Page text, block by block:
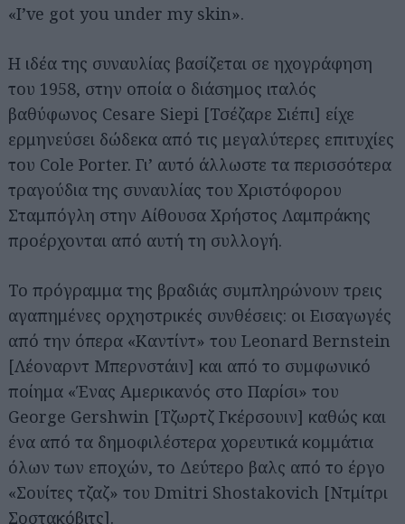
«I’ve got you under my skin».
Η ιδέα της συναυλίας βασίζεται σε ηχογράφηση
του 1958, στην οποία ο διάσημος ιταλός
βαθύφωνος Cesare Siepi [Τσέζαρε Σιέπι] είχε
ερμηνεύσει δώδεκα από τις μεγαλύτερες επιτυχίες
του Cole Porter. Γι’ αυτό άλλωστε τα περισσότερα
τραγούδια της συναυλίας του Χριστόφορου
Σταμπόγλη στην Αίθουσα Χρήστος Λαμπράκης
προέρχονται από αυτή τη συλλογή.
Το πρόγραμμα της βραδιάς συμπληρώνουν τρεις
αγαπημένες ορχηστρικές συνθέσεις: οι Εισαγωγές
από την όπερα «Καντίντ» του Leonard Bernstein
[Λέοναρντ Μπερνστάιν] και από το συμφωνικό
ποίημα «Ένας Αμερικανός στο Παρίσι» του
George Gershwin [Τζωρτζ Γκέρσουιν] καθώς και
ένα από τα δημοφιλέστερα χορευτικά κομμάτια
όλων των εποχών, το Δεύτερο βαλς από το έργο
«Σουίτες τζαζ» του Dmitri Shostakovich [Ντμίτρι
Σοστακόβιτς].